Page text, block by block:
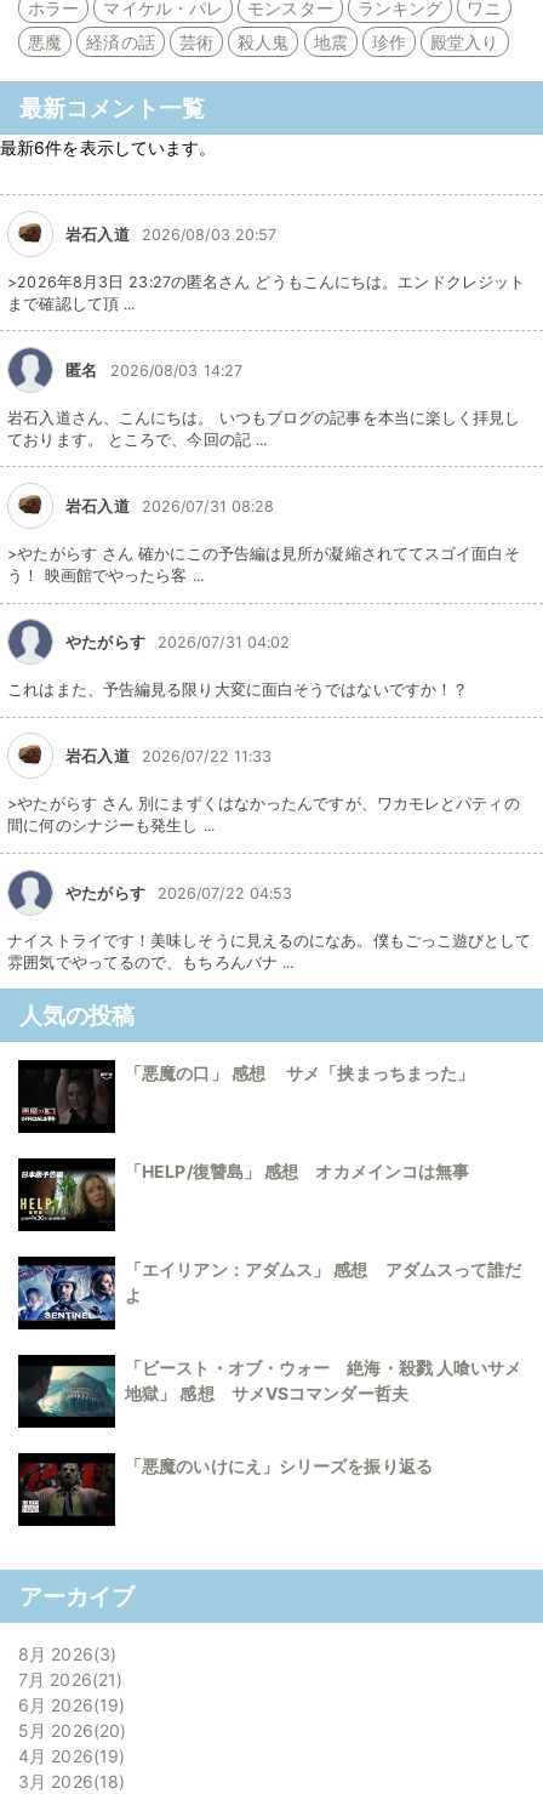
ホラー マイケル・パレ モンスター ランキング
ワニ
悪魔
経済の話 芸術 殺人鬼 地震 珍作 殿堂入り
最新コメント一覧
最新6件を表示しています。
岩石入道 2026/08/03 20:57
>2026年8月3日 23:27の匿名さん どうもこんにちは。エンドクレジット
まで確認して頂 ...
匿名 2026/08/03 14:27
岩石入道さん、こんにちは。 いつもブログの記事を本当に楽しく拝見し
ております。 ところで、今回の記 ...
岩石入道 2026/07/31 08:28
>やたがらす さん 確かにこの予告編は見所が凝縮されててスゴイ面白そ
う！ 映画館でやったら客 ...
やたがらす 2026/07/31 04:02
これはまた、予告編見る限り大変に面白そうではないですか！？
岩石入道 2026/07/22 11:33
>やたがらす さん 別にまずくはなかったんですが、ワカモレとパティの
間に何のシナジーも発生し ...
やたがらす 2026/07/22 04:53
ナイストライです！美味しそうに見えるのになあ。僕もごっこ遊びとして
雰囲気でやってるので、もちろんバナ ...
人気の投稿
「悪魔の口」 感想 サメ「挟まっちまった」
「HELP/復讐島」 感想 オカメインコは無事
「エイリアン：アダムス」 感想 アダムスって誰だ
よ
「ビースト・オブ・ウォー 絶海・殺戮 人喰いサメ
地獄」 感想 サメVSコマンダー哲夫
「悪魔のいけにえ」シリーズを振り返る
アーカイブ
8月 2026 3
7月 2026 21
6月 2026 19
5月 2026 20
4月 2026 19
3月 2026 18